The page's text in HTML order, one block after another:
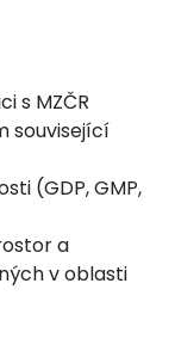
s MZČR
související
(GDP, GMP,
a
v oblasti